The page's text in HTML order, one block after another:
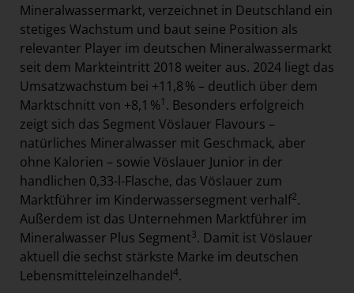
Mineralwassermarkt, verzeichnet in Deutschland ein
stetiges Wachstum und baut seine Position als
relevanter Player im deutschen Mineralwassermarkt
seit dem Markteintritt 2018 weiter aus. 2024 liegt das
Umsatzwachstum bei +11,8 % – deutlich über dem
Marktschnitt von +8,1 %1 . Besonders erfolgreich
zeigt sich das Segment Vöslauer Flavours –
natürliches Mineralwasser mit Geschmack, aber
ohne Kalorien – sowie Vöslauer Junior in der
handlichen 0,33-l-Flasche, das Vöslauer zum
Marktführer im Kinderwassersegment verhalf2.
Außerdem ist das Unternehmen Marktführer im
Mineralwasser Plus Segment3. Damit ist Vöslauer
aktuell die sechst stärkste Marke im deutschen
Lebensmitteleinzelhandel4.